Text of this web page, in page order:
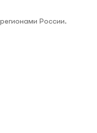
России.